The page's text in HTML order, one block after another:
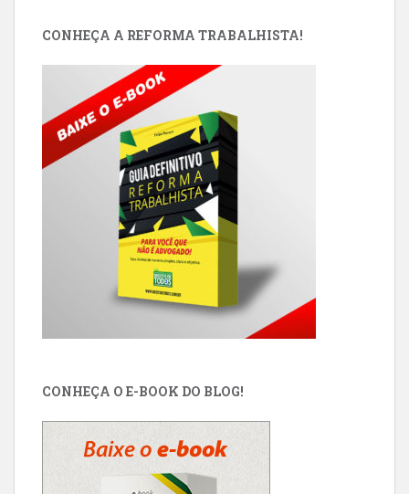
CONHEÇA A REFORMA TRABALHISTA!
CONHEÇA O E-BOOK DO BLOG!